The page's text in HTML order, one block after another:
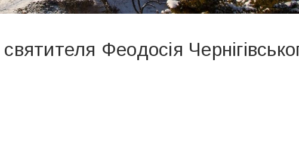
Феодосія